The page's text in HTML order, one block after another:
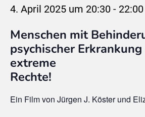
4. April 2025 um 20:30 - 22:00
Menschen mit
psychischer
extreme
Rechte!
Ein Film von Jürgen J. Köster und